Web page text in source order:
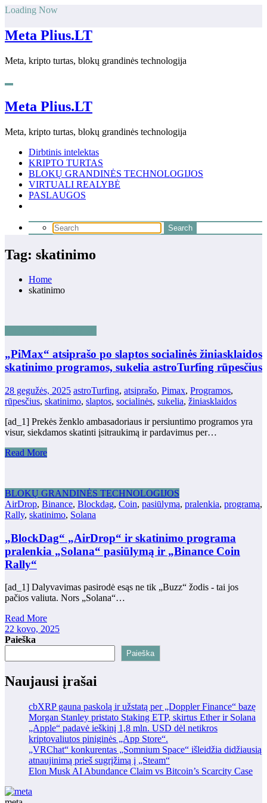
Skip
content
Loading Now
Meta Plius.LT
Meta, kripto turtas, blokų grandinės technologija
Meta Plius.LT
Meta, kripto turtas, blokų grandinės technologija
Dirbtinis intelektas
KRIPTO TURTAS
BLOKŲ GRANDINĖS TECHNOLOGIJOS
VIRTUALI REALYBĖ
PASLAUGOS
Tag: skatinimo
Home
skatinimo
„PiMax“ atsiprašo po slaptos socialinės žiniasklaidos
skatinimo programos, sukelia astroTurfing rūpesčius
28 gegužės, 2025 astroTurfing, atsiprašo, Pimax, Programos,
rūpesčius, skatinimo, slaptos, socialinės, sukelia, žiniasklaidos
[ad_1] Prekės ženklo ambasadoriaus ir persiuntimo programos yra
visur, siekdamos skatinti įsitraukimą ir pardavimus per…
Read More
BLOKŲ GRANDINĖS TECHNOLOGIJOS
AirDrop, Binance, Blockdag, Coin, pasiūlymą, pralenkia, programą,
Rally, skatinimo, Solana
„BlockDag“ „AirDrop“ ir skatinimo programa
pralenkia „Solana“ pasiūlymą ir „Binance Coin
Rally“
[ad_1] Dalyvavimas pasirodė esąs ne tik „Buzz“ žodis - tai jos
pačios valiuta. Nors „Solana“…
Read More
22 kovo, 2025
Paieška
Paieška
Naujausi įrašai
cbXRP gauna paskolą ir užstatą per „Doppler Finance“ bazę
Morgan Stanley pristato Staking ETP, skirtus Ether ir Solana
„Apple“ padavė ieškinį 1,8 mln. USD dėl netikros
kriptovaliutos piniginės „App Store“.
„VRChat“ konkurentas „Somnium Space“ išleidžia didžiausią
atnaujinimą prieš sugrįžimą į „Steam“
Elon Musk AI Abundance Claim vs Bitcoin’s Scarcity Case